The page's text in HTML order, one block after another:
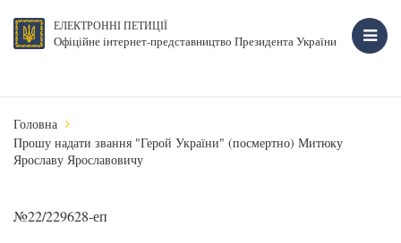
ЕЛЕКТРОННІ ПЕТИЦІЇ
Офіційне інтернет-представництво Президента України
Головна
Прошу надати звання "Герой України" (посмертно) Митюку
Ярославу Ярославовичу
№22/229628-еп